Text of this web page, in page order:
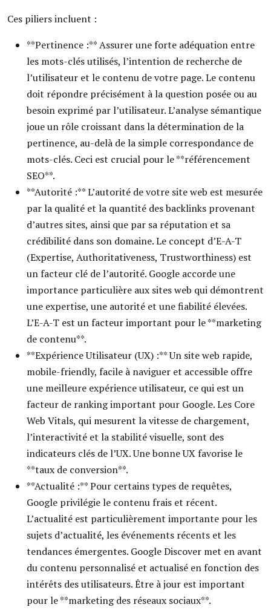
Ces piliers incluent :
**Pertinence :** Assurer une forte adéquation entre
les mots-clés utilisés, l’intention de recherche de
l’utilisateur et le contenu de votre page. Le contenu
doit répondre précisément à la question posée ou au
besoin exprimé par l’utilisateur. L’analyse sémantique
joue un rôle croissant dans la détermination de la
pertinence, au-delà de la simple correspondance de
mots-clés. Ceci est crucial pour le **référencement
SEO**.
**Autorité :** L’autorité de votre site web est mesurée
par la qualité et la quantité des backlinks provenant
d’autres sites, ainsi que par sa réputation et sa
crédibilité dans son domaine. Le concept d’E-A-T
(Expertise, Authoritativeness, Trustworthiness) est
un facteur clé de l’autorité. Google accorde une
importance particulière aux sites web qui démontrent
une expertise, une autorité et une fiabilité élevées.
L’E-A-T est un facteur important pour le **marketing
de contenu**.
**Expérience Utilisateur (UX) :** Un site web rapide,
mobile-friendly, facile à naviguer et accessible offre
une meilleure expérience utilisateur, ce qui est un
facteur de ranking important pour Google. Les Core
Web Vitals, qui mesurent la vitesse de chargement,
l’interactivité et la stabilité visuelle, sont des
indicateurs clés de l’UX. Une bonne UX favorise le
**taux de conversion**.
**Actualité :** Pour certains types de requêtes,
Google privilégie le contenu frais et récent.
L’actualité est particulièrement importante pour les
sujets d’actualité, les événements récents et les
tendances émergentes. Google Discover met en avant
du contenu personnalisé et actualisé en fonction des
intérêts des utilisateurs. Être à jour est important
pour le **marketing des réseaux sociaux**.